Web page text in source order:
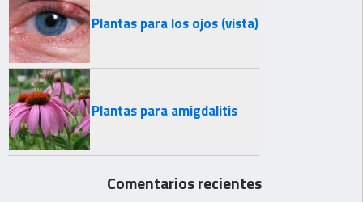
Plantas para los ojos (vista)
Plantas para amigdalitis
Comentarios recientes